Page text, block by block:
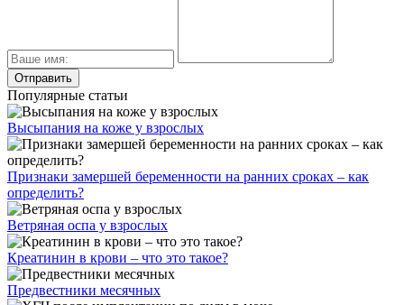
Популярные статьи
Высыпания на коже у взрослых
Признаки замершей беременности на ранних сроках – как
определить?
Ветряная оспа у взрослых
Креатинин в крови – что это такое?
Предвестники месячных